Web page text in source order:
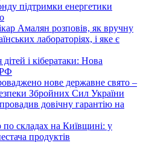
підтримки енергетики
Амалян розповів, як вручну
лабораторіях, і яке є
і кібератаки: Нова
РФ
нове державне свято –
Збройних Сил України
довічну гарантію на
складах на Київщині: у
продуктів